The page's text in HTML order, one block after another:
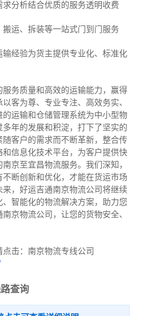
分析结合优质的服务透明收费
搬运、拆装等一站式门到门服务
经验为货主提供专业化、标准化
服务质量和高效的运输能力，赢得
以客为尊、专业专注、高效务实、
运输和仓储管理系统为中小型物
年的发展和积淀，打下了坚实的
客户的需求而不断革新，整合传
信息化技术平台，为客户提供快
京至宜昌物流服务。 我们深知，
断创新和优化，才能在货运市场
来，好运吉通南京物流公司将继续
智能化的物流解决方案，助力您
京物流公司，让您的货物安全、
击：南京物流专线公司
查询